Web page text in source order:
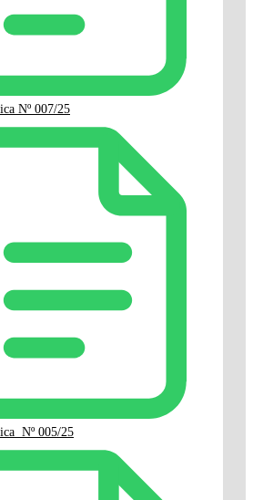
Nº 007/25
Nº 005/25